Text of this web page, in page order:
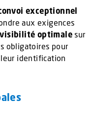
exceptionnel
aux exigences
visibilité optimale sur
obligatoires pour
leur identification